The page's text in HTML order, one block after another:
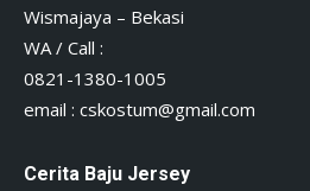
Wismajaya – Bekasi
WA / Call :
0821-1380-1005
email : cskostum@gmail.com
Cerita Baju Jersey